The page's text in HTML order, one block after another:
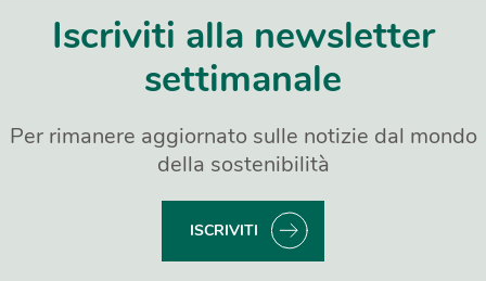
Iscriviti alla newsletter
settimanale
Per rimanere aggiornato sulle notizie dal mondo
della sostenibilità
ISCRIVITI